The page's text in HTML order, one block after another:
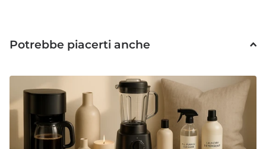
Potrebbe piacerti anche